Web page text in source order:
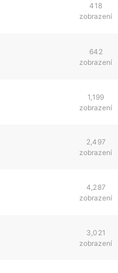
418
zobrazení
642
zobrazení
1,199
zobrazení
2,497
zobrazení
4,287
zobrazení
3,021
zobrazení